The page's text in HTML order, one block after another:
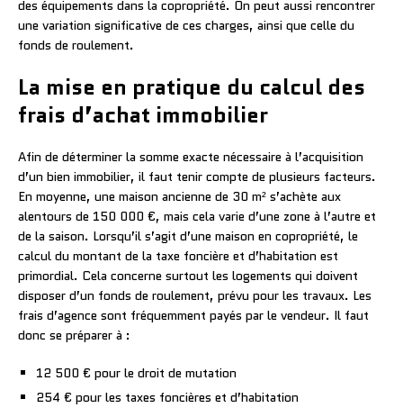
des équipements dans la copropriété. On peut aussi rencontrer
une variation significative de ces charges, ainsi que celle du
fonds de roulement.
La mise en pratique du calcul des
frais d’achat immobilier
Afin de déterminer la somme exacte nécessaire à l’acquisition
d’un bien immobilier, il faut tenir compte de plusieurs facteurs.
En moyenne, une maison ancienne de 30 m² s’achète aux
alentours de 150 000 €, mais cela varie d’une zone à l’autre et
de la saison. Lorsqu’il s’agit d’une maison en copropriété, le
calcul du montant de la taxe foncière et d’habitation est
primordial. Cela concerne surtout les logements qui doivent
disposer d’un fonds de roulement, prévu pour les travaux. Les
frais d’agence sont fréquemment payés par le vendeur. Il faut
donc se préparer à :
12 500 € pour le droit de mutation
254 € pour les taxes foncières et d’habitation